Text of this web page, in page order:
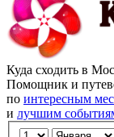
Куда сходить в
Помощник и
по интересным
и лучшим